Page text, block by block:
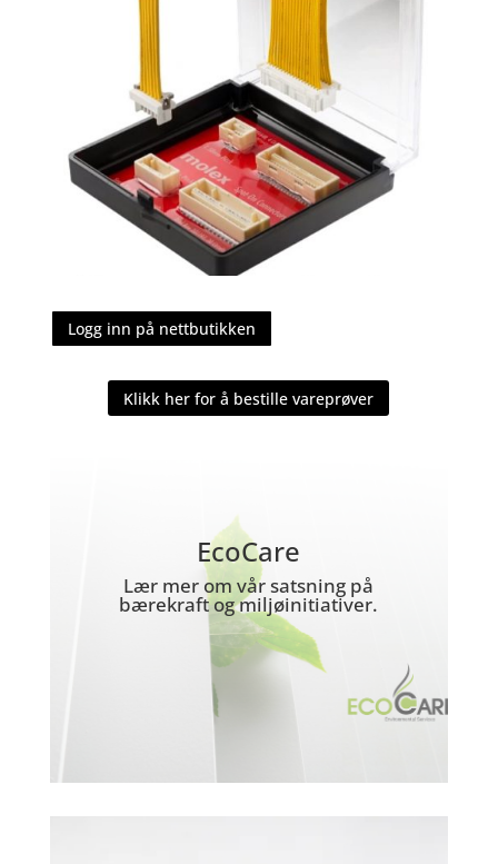
Logg inn på nettbutikken
Klikk her for å bestille vareprøver
EcoCare
Lær mer om vår satsning på
bærekraft og miljøinitiativer.